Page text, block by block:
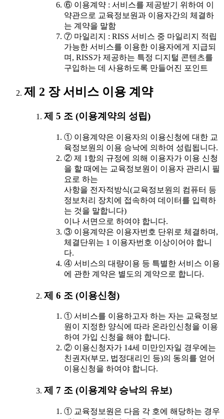
⑥ 이용계약 : 서비스를 제공받기 위하여 이
약관으로 교육정보원과 이용자간의 체결하
는 계약을 말함
⑦ 마일리지 : RISS 서비스 중 마일리지 적립
가능한 서비스를 이용한 이용자에게 지급되
며, RISS가 제공하는 특정 디지털 콘텐츠를
구입하는 데 사용하도록 만들어진 포인트
제 2 장 서비스 이용 계약
제 5 조 (이용계약의 성립)
① 이용계약은 이용자의 이용신청에 대한 교
육정보원의 이용 승낙에 의하여 성립됩니다.
② 제 1항의 규정에 의해 이용자가 이용 신청
을 할 때에는 교육정보원이 이용자 관리시 필
요로 하는
사항을 전자적방식(교육정보원의 컴퓨터 등
정보처리 장치에 접속하여 데이터를 입력하
는 것을 말합니다)
이나 서면으로 하여야 합니다.
③ 이용계약은 이용자번호 단위로 체결하며,
체결단위는 1 이용자번호 이상이어야 합니
다.
④ 서비스의 대량이용 등 특별한 서비스 이용
에 관한 계약은 별도의 계약으로 합니다.
제 6 조 (이용신청)
① 서비스를 이용하고자 하는 자는 교육정보
원이 지정한 양식에 따라 온라인신청을 이용
하여 가입 신청을 해야 합니다.
② 이용신청자가 14세 미만인자일 경우에는
친권자(부모, 법정대리인 등)의 동의를 얻어
이용신청을 하여야 합니다.
제 7 조 (이용계약 승낙의 유보)
① 교육정보원은 다음 각 호에 해당하는 경우